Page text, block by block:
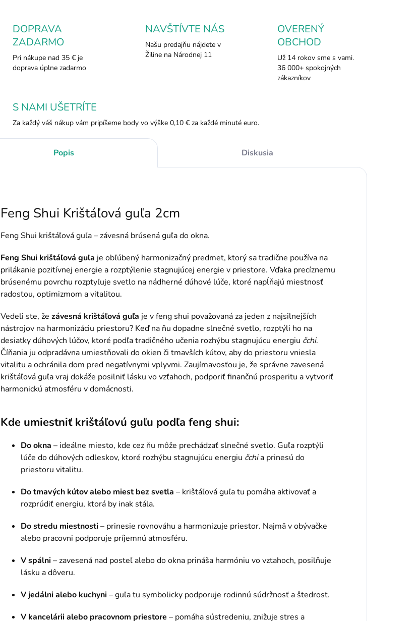
DOPRAVA
ZADARMO
Pri nákupe nad 35 € je
doprava úplne zadarmo
NAVŠTÍVTE NÁS
Našu predajňu nájdete v
Žiline na Národnej 11
OVERENÝ
OBCHOD
Už 14 rokov sme s vami.
36 000+ spokojných
zákazníkov
S NAMI UŠETRÍTE
Za každý váš nákup vám pripíšeme body vo výške 0,10 € za každé minuté euro.
Popis Diskusia
Feng Shui Krištáľová guľa 2cm
Feng Shui krištáľová guľa – závesná brúsená guľa do okna.
Feng Shui krištáľová guľa je obľúbený harmonizačný predmet, ktorý sa tradične používa na
prilákanie pozitívnej energie a rozptýlenie stagnujúcej energie v priestore. Vďaka precíznemu
brúsenému povrchu rozptyľuje svetlo na nádherné dúhové lúče, ktoré napĺňajú miestnosť
radosťou, optimizmom a vitalitou.
Vedeli ste, že závesná krištáľová guľa je v feng shui považovaná za jeden z najsilnejších
nástrojov na harmonizáciu priestoru? Keď na ňu dopadne slnečné svetlo, rozptýli ho na
desiatky dúhových lúčov, ktoré podľa tradičného učenia rozhýbu stagnujúcu energiu čchi.
Číňania ju odpradávna umiestňovali do okien či tmavších kútov, aby do priestoru vniesla
vitalitu a ochránila dom pred negatívnymi vplyvmi. Zaujímavosťou je, že správne zavesená
krištáľová guľa vraj dokáže posilniť lásku vo vzťahoch, podporiť finančnú prosperitu a vytvoriť
harmonickú atmosféru v domácnosti.
Kde umiestniť krištáľovú guľu podľa feng shui:
Do okna – ideálne miesto, kde cez ňu môže prechádzať slnečné svetlo. Guľa rozptýli
lúče do dúhových odleskov, ktoré rozhýbu stagnujúcu energiu čchia prinesú do
priestoru vitalitu.
Do tmavých kútov alebo miest bez svetla – krištáľová guľa tu pomáha aktivovať a
rozprúdiť energiu, ktorá by inak stála.
Do stredu miestnosti– prinesie rovnováhu a harmonizuje priestor. Najmä v obývačke
alebo pracovni podporuje príjemnú atmosféru.
V spálni– zavesená nad posteľ alebo do okna prináša harmóniu vo vzťahoch, posilňuje
lásku a dôveru.
V jedálni alebo kuchyni– guľa tu symbolicky podporuje rodinnú súdržnosť a štedrosť.
V kancelárii alebo pracovnom priestore – pomáha sústredeniu, znižuje stres a